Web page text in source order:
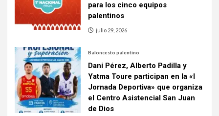
para los cinco equipos
palentinos
julio 29, 2026
Baloncesto palentino
Dani Pérez, Alberto Padilla y
Yatma Toure participan en la «I
Jornada Deportiva» que organiza
el Centro Asistencial San Juan
de Dios